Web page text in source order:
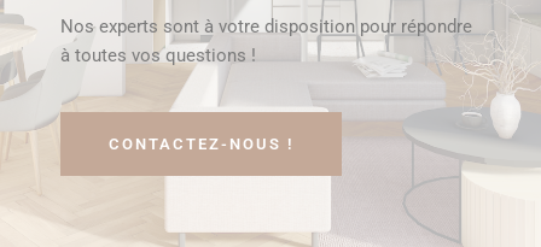
Nos experts sont à votre disposition pour répondre
à toutes vos questions !
CONTACTEZ-NOUS !